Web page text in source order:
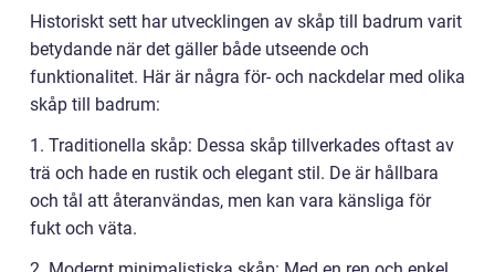
Historiskt sett har utvecklingen av skåp till badrum varit
betydande när det gäller både utseende och
funktionalitet. Här är några för- och nackdelar med olika
skåp till badrum:
1. Traditionella skåp: Dessa skåp tillverkades oftast av
trä och hade en rustik och elegant stil. De är hållbara
och tål att återanvändas, men kan vara känsliga för
fukt och väta.